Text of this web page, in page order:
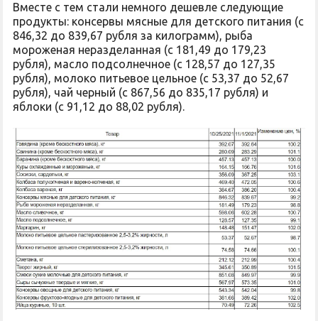
Вместе с тем стали немного дешевле следующие
продукты: консервы мясные для детского питания (с
846,32 до 839,67 рубля за килограмм), рыба
мороженая неразделанная (с 181,49 до 179,23
рубля), масло подсолнечное (с 128,57 до 127,35
рубля), молоко питьевое цельное (с 53,37 до 52,67
рубля), чай черный (с 867,56 до 835,17 рубля) и
яблоки (с 91,12 до 88,02 рубля).